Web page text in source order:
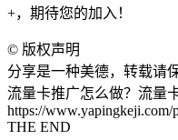
+，期待您的加入！
© 版权声明
分享是一种美德，转载请
流量卡推广怎么做？流量
https://www.yapingkeji.com/
THE END